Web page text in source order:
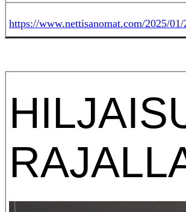
https://www.nettisanomat.com/2025/